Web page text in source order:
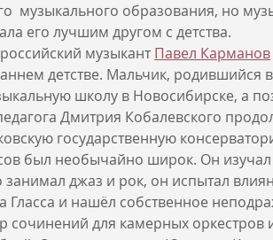
музыкального образования, но
его лучшим другом с детства.
музыкантПавел Карманов
детстве. Мальчик, родившийся
школу в Новосибирске, а
Дмитрия Кобалевского
государственную
был необычайно широк. Он
занимал джаз и рок, он испытал
Гласса и нашёл собственное
сочинений для камерных оркестров